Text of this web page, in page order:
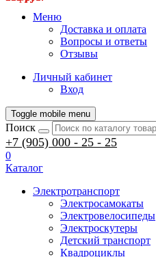
Меню
Доставка и оплата
Вопросы и ответы
Отзывы
Личный кабинет
Вход
Toggle mobile menu
Поиск
+7 (905) 000 - 25 - 25
0
Каталог
Электротранспорт
Электросамокаты
Электровелосипеды
Электроскутеры
Детский транспорт
Квадроциклы